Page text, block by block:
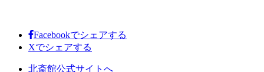
Facebookでシェアする
Xでシェアする
北斎館公式サイトへ